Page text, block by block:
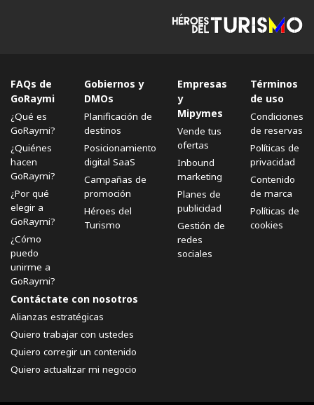
FAQs de
GoRaymi
¿Qué es
GoRaymi?
¿Quiénes
hacen
GoRaymi?
¿Por qué
elegir a
GoRaymi?
¿Cómo
puedo
unirme a
GoRaymi?
Gobiernos y
DMOs
Planificación de
destinos
Posicionamiento
digital SaaS
Campañas de
promoción
Héroes del
Turismo
Empresas
y
Mipymes
Vende tus
ofertas
Inbound
marketing
Planes de
publicidad
Gestión de
redes
sociales
Términos
de uso
Condiciones
de reservas
Políticas de
privacidad
Contenido
de marca
Políticas de
cookies
Contáctate con nosotros
Alianzas estratégicas
Quiero trabajar con ustedes
Quiero corregir un contenido
Quiero actualizar mi negocio